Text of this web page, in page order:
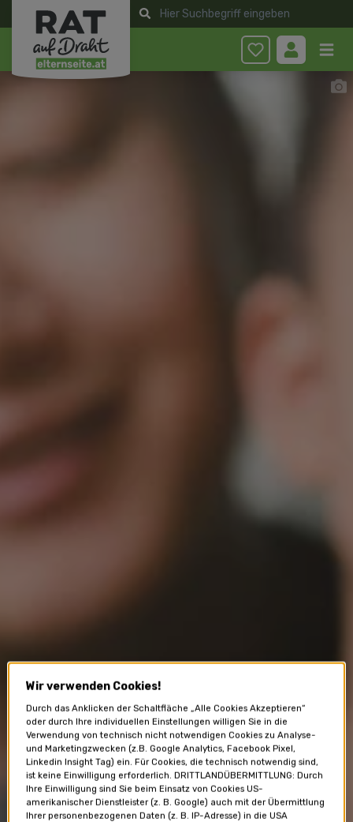
Wir verwenden Cookies!
Durch das Anklicken der Schaltfläche „Alle Cookies Akzeptieren“
oder durch Ihre individuellen Einstellungen willigen Sie in die
Verwendung von technisch nicht notwendigen Cookies zu Analyse-
und Marketingzwecken (z.B. Google Analytics, Facebook Pixel,
Linkedin Insight Tag) ein. Für Cookies, die technisch notwendig sind,
ist keine Einwilligung erforderlich. DRITTLANDÜBERMITTLUNG: Durch
Ihre Einwilligung sind Sie beim Einsatz von Cookies US-
amerikanischer Dienstleister (z. B. Google) auch mit der Übermittlung
Ihrer personenbezogenen Daten (z. B. IP-Adresse) in die USA